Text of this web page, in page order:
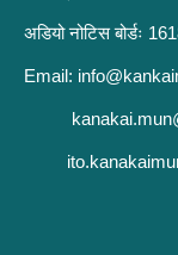
अडियो नोटिस बोर्डः
Email: